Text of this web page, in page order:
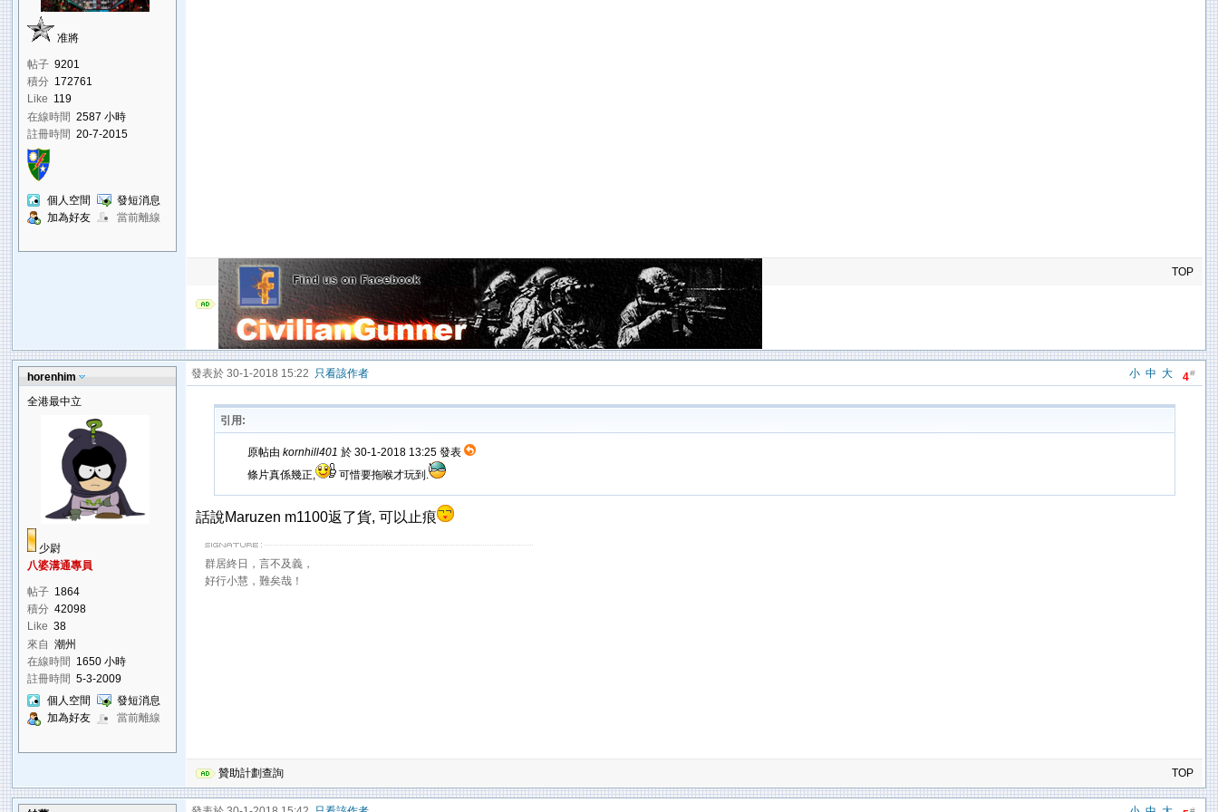
准將
帖子 9201
積分 172761
Like 119
在線時間 2587 小時
註冊時間 20-7-2015
個人空間
發短消息
加為好友
當前離線
TOP
horenhim
全港最中立
少尉
八婆溝通專員
帖子 1864
積分 42098
Like 38
來自
潮州
在線時間 1650 小時
註冊時間
5-3-2009
個人空間
發短消息
加為好友
當前離線
4#
大
中
小
發表於 30-1-2018 15:22 只看該作者
引用:
原帖由kornhill401 於 30-1-2018 13:25 發表
條片真係幾正,
可惜要拖喉才玩到.
話說Maruzen m1100返了貨, 可以止痕
群居終日，言不及義，
好行小慧，難矣哉！
TOP
贊助計劃查詢